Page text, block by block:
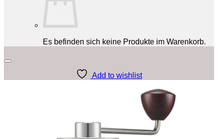
Es befinden sich keine Produkte im Warenkorb.
Add to wishlist